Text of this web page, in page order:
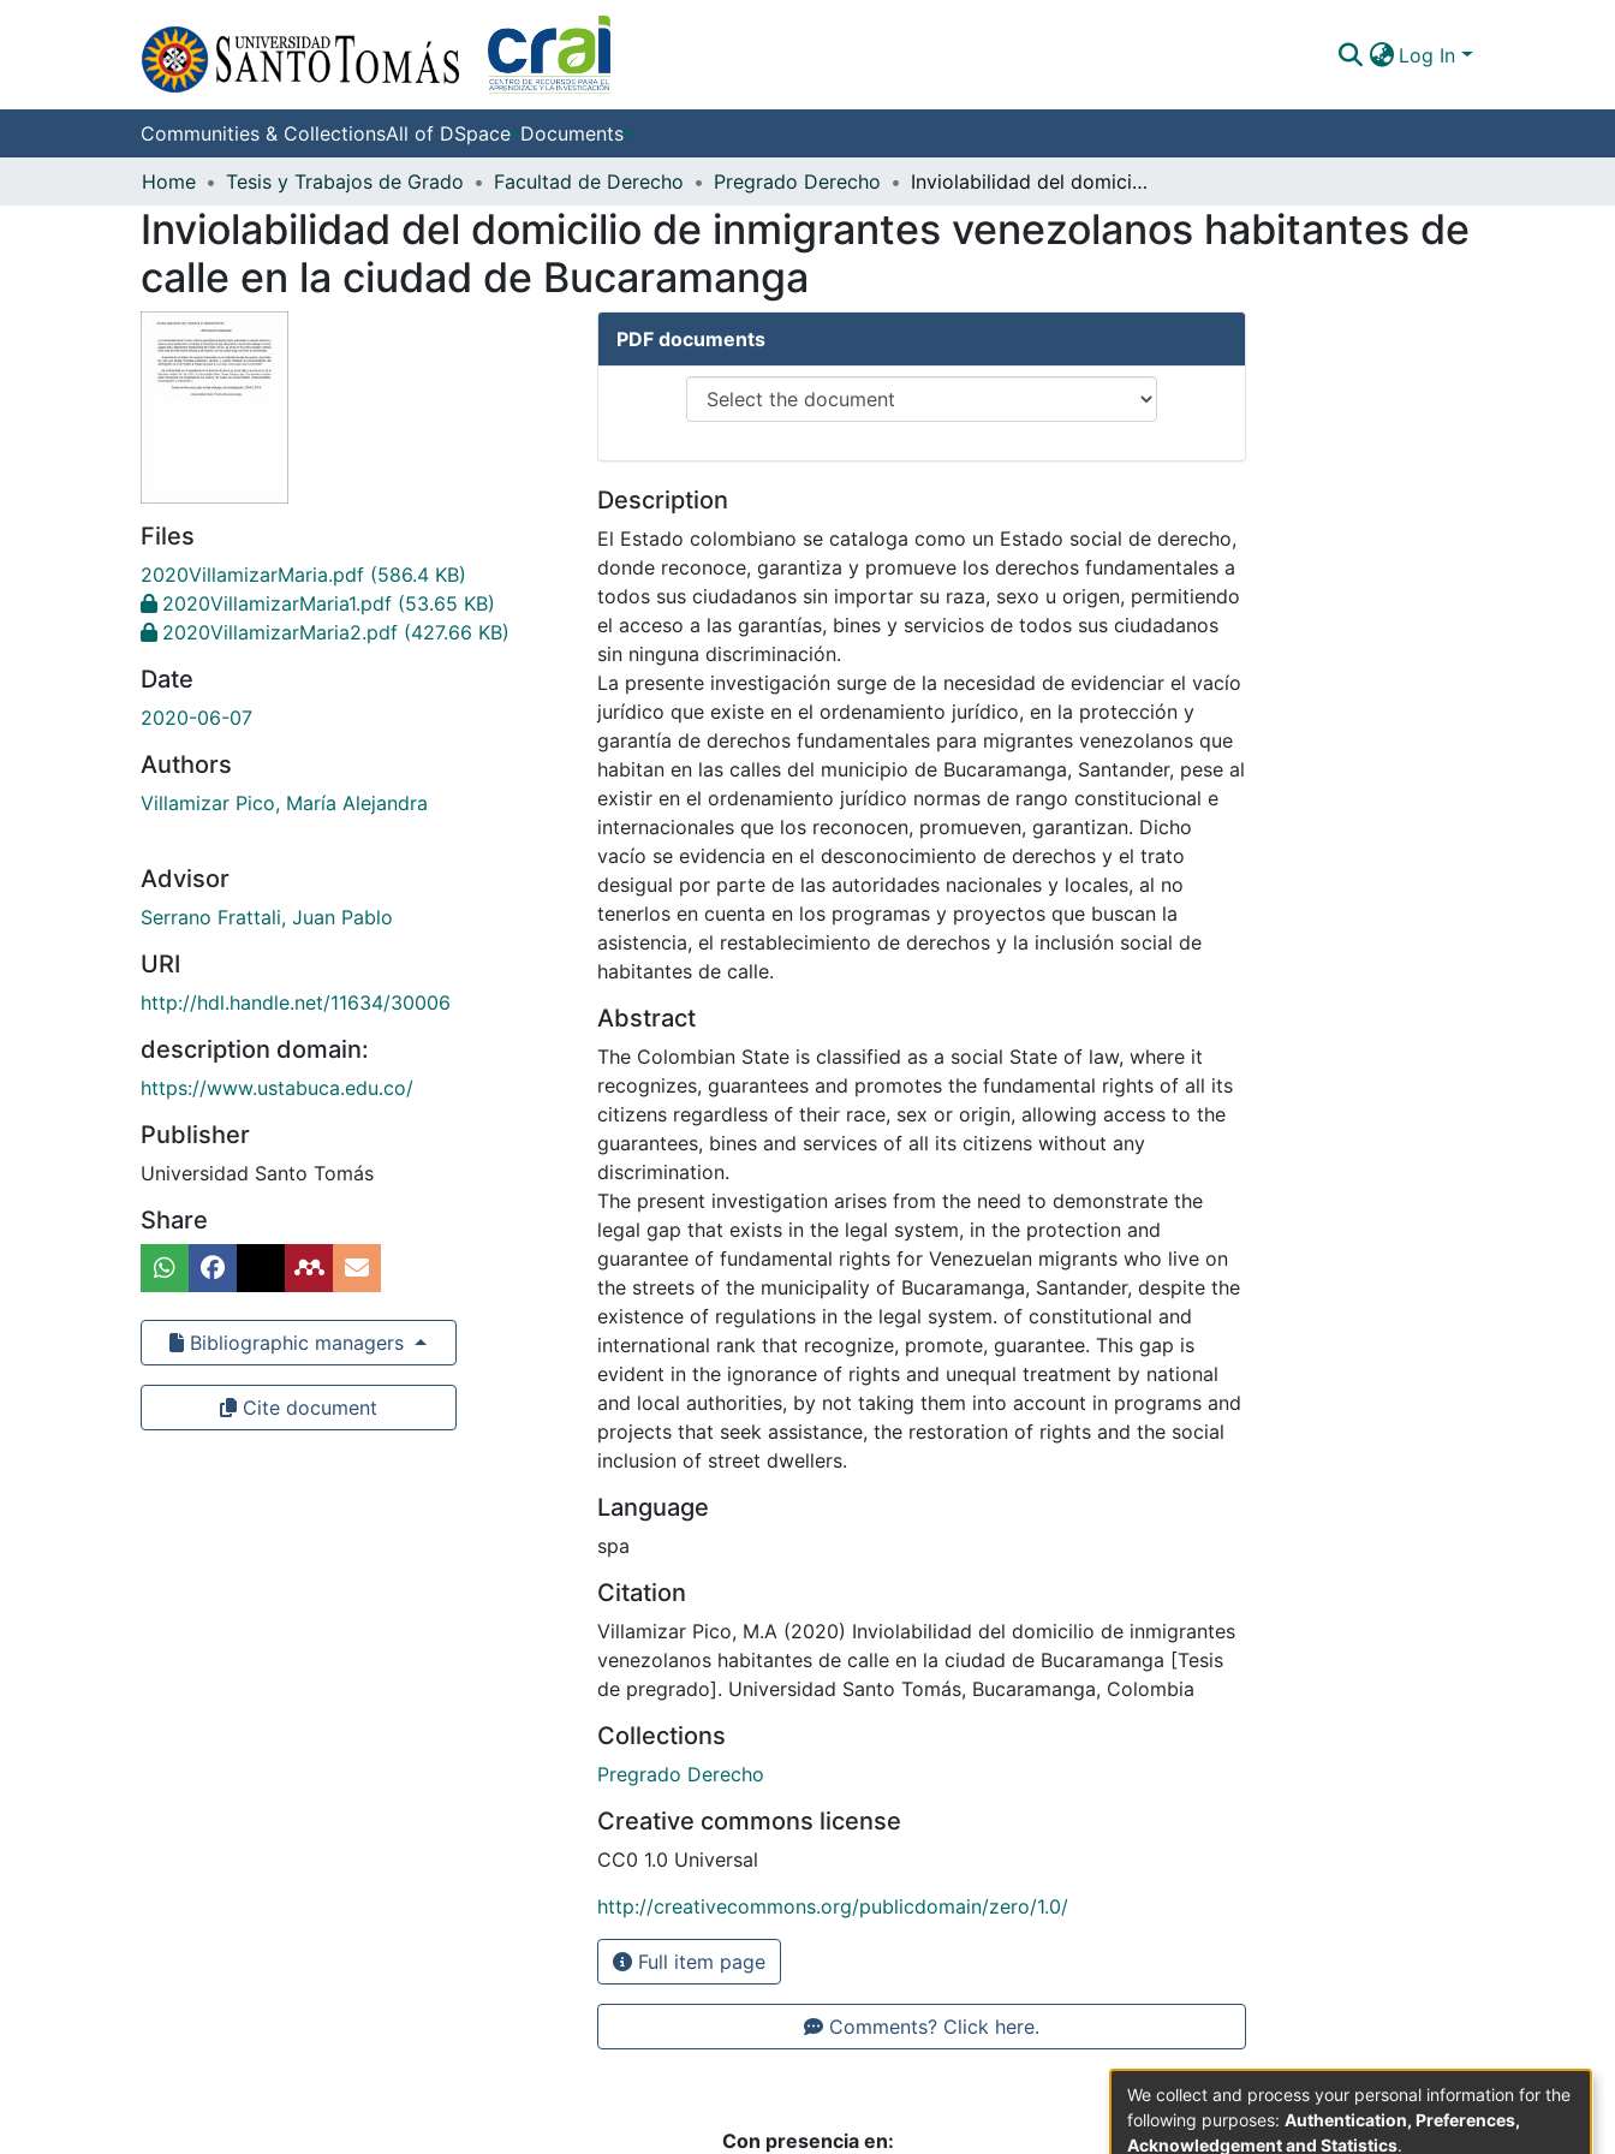
Log In
Communities & CollectionsAll of DSpace Documents
Home
Tesis y Trabajos de Grado Facultad de Derecho Pregrado Derecho Inviolabilidad del domicilio de inmigrantes venezolanos habitantes de calle en la ciudad de Bucaramanga
Inviolabilidad del domicilio de inmigrantes venezolanos habitantes de
calle en la ciudad de Bucaramanga
Files
2020VillamizarMaria.pdf (586.4 KB)
2020VillamizarMaria1.pdf (53.65 KB)
2020VillamizarMaria2.pdf (427.66 KB)
Date
2020-06-07
Authors
Villamizar Pico, María Alejandra
Advisor
Serrano Frattali, Juan Pablo
URI
http://hdl.handle.net/11634/30006
description domain:
https://www.ustabuca.edu.co/
Publisher
Universidad Santo Tomás
Share
Bibliographic managers
Cite document
PDF documents
Description
El Estado colombiano se cataloga como un Estado social de derecho,
donde reconoce, garantiza y promueve los derechos fundamentales a
todos sus ciudadanos sin importar su raza, sexo u origen, permitiendo
el acceso a las garantías, bines y servicios de todos sus ciudadanos
sin ninguna discriminación.
La presente investigación surge de la necesidad de evidenciar el vacío
jurídico que existe en el ordenamiento jurídico, en la protección y
garantía de derechos fundamentales para migrantes venezolanos que
habitan en las calles del municipio de Bucaramanga, Santander, pese al
existir en el ordenamiento jurídico normas de rango constitucional e
internacionales que los reconocen, promueven, garantizan. Dicho
vacío se evidencia en el desconocimiento de derechos y el trato
desigual por parte de las autoridades nacionales y locales, al no
tenerlos en cuenta en los programas y proyectos que buscan la
asistencia, el restablecimiento de derechos y la inclusión social de
habitantes de calle.
Abstract
The Colombian State is classified as a social State of law, where it
recognizes, guarantees and promotes the fundamental rights of all its
citizens regardless of their race, sex or origin, allowing access to the
guarantees, bines and services of all its citizens without any
discrimination.
The present investigation arises from the need to demonstrate the
legal gap that exists in the legal system, in the protection and
guarantee of fundamental rights for Venezuelan migrants who live on
the streets of the municipality of Bucaramanga, Santander, despite the
existence of regulations in the legal system. of constitutional and
international rank that recognize, promote, guarantee. This gap is
evident in the ignorance of rights and unequal treatment by national
and local authorities, by not taking them into account in programs and
projects that seek assistance, the restoration of rights and the social
inclusion of street dwellers.
Language
spa
Citation
Villamizar Pico, M.A (2020) Inviolabilidad del domicilio de inmigrantes
venezolanos habitantes de calle en la ciudad de Bucaramanga [Tesis
de pregrado]. Universidad Santo Tomás, Bucaramanga, Colombia
Collections
Pregrado Derecho
Creative commons license
CC0 1.0 Universal
http://creativecommons.org/publicdomain/zero/1.0/
Full item page
Comments? Click here.
Con presencia en:
We collect and process your personal information for the
following purposes: Authentication, Preferences,
Acknowledgement and Statistics.